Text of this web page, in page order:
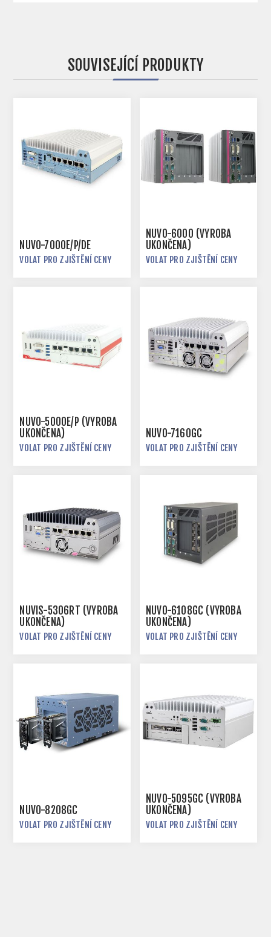
SOUVISEJÍCÍ PRODUKTY
NUVO-7000E/P/DE
VOLAT PRO ZJIŠTĚNÍ CENY
NUVO-6000 (VÝROBA
UKONČENA)
VOLAT PRO ZJIŠTĚNÍ CENY
NUVO-5000E/P (VÝROBA
UKONČENA)
VOLAT PRO ZJIŠTĚNÍ CENY
NUVO-7160GC
VOLAT PRO ZJIŠTĚNÍ CENY
NUVIS-5306RT (VÝROBA
UKONČENA)
VOLAT PRO ZJIŠTĚNÍ CENY
NUVO-6108GC (VÝROBA
UKONČENA)
VOLAT PRO ZJIŠTĚNÍ CENY
NUVO-8208GC
VOLAT PRO ZJIŠTĚNÍ CENY
NUVO-5095GC (VÝROBA
UKONČENA)
VOLAT PRO ZJIŠTĚNÍ CENY